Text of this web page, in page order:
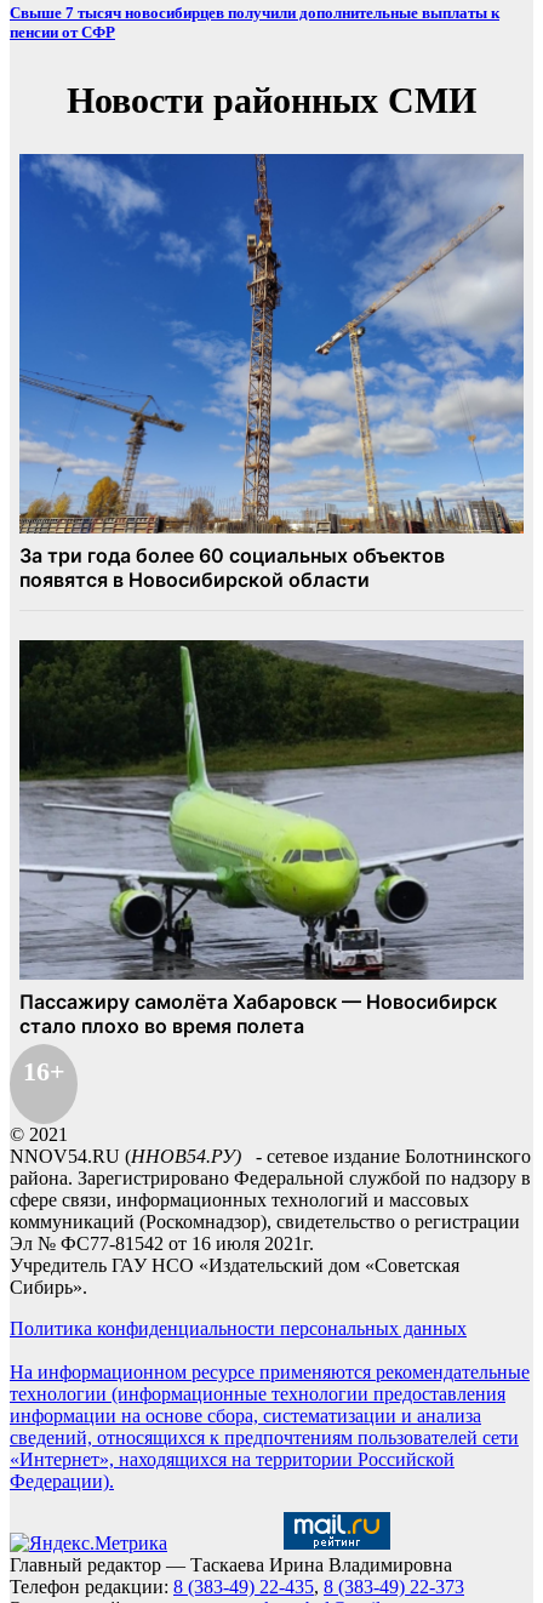
Свыше 7 тысяч новосибирцев получили дополнительные выплаты к
пенсии от СФР
16+
© 2021
NNOV54.RU (ННОВ54.РУ) - сетевое издание Болотнинского
района. Зарегистрировано Федеральной службой по надзору в
сфере связи, информационных технологий и массовых
коммуникаций (Роскомнадзор), свидетельство о регистрации
Эл № ФС77-81542 от 16 июля 2021г.
Учредитель ГАУ НСО «Издательский дом «Советская
Сибирь».
Политика конфиденциальности персональных данных
На информационном ресурсе применяются рекомендательные
технологии (информационные технологии предоставления
информации на основе сбора, систематизации и анализа
сведений, относящихся к предпочтениям пользователей сети
«Интернет», находящихся на территории Российской
Федерации).
Главный редактор — Таскаева Ирина Владимировна
Телефон редакции: 8 (383-49) 22-435, 8 (383-49) 22-373